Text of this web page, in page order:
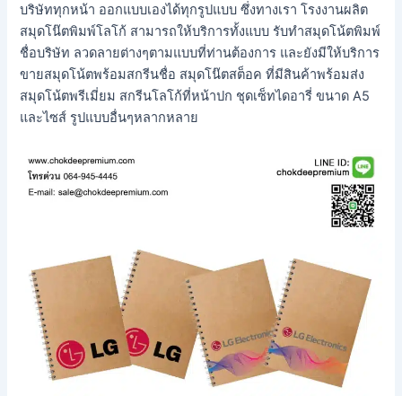
บริษัททุกหน้า ออกแบบเองได้ทุกรูปแบบ ซึ่งทางเรา โรงงานผลิต
สมุดโน๊ตพิมพ์โลโก้ สามารถให้บริการทั้งแบบ รับทำสมุดโน้ตพิมพ์
ชื่อบริษัท ลวดลายต่างๆตามแบบที่ท่านต้องการ และยังมีให้บริการ
ขายสมุดโน้ตพร้อมสกรีนชื่อ สมุดโน๊ตสต็อค ที่มีสินค้าพร้อมส่ง
สมุดโน้ตพรีเมี่ยม สกรีนโลโก้ที่หน้าปก ชุดเซ็ทไดอารี่ ขนาด A5
และไซส์ รูปแบบอื่นๆหลากหลาย